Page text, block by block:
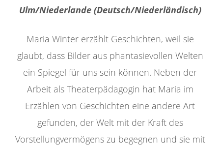
Ulm/Niederlande (Deutsch/Niederländisch)
Maria Winter erzählt Geschichten, weil sie
glaubt, dass Bilder aus phantasievollen Welten
ein Spiegel für uns sein können. Neben der
Arbeit als Theaterpädagogin hat Maria im
Erzählen von Geschichten eine andere Art
gefunden, der Welt mit der Kraft des
Vorstellungvermögens zu begegnen und sie mit